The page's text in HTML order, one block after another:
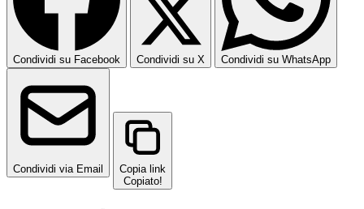
Condividi su Facebook Condividi su X Condividi su WhatsApp
Condividi via Email
Copia link
Copiato!